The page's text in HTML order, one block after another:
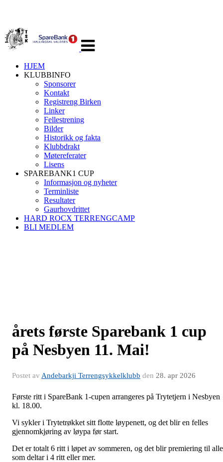
navigasjon
HJEM
KLUBBINFO
Sponsorer
Kontakt
Registreng Birken
Linker
Fellestrening
Bilder
Historikk og fakta
Klubbdrakt
Møtereferater
Lisens
SPAREBANK1 CUP
Informasjon og nyheter
Terminliste
Resultater
Gaurhovdrittet
HARD ROCX TERRENGCAMP
BLI MEDLEM
årets første Sparebank 1 cup
på Nesbyen 11. Mai!
Postet av Andebarkji Terrengsykkelklubb den 28. apr 2026
Første ritt i SpareBank 1-cupen arrangeres på Trytetjern i Nesbyen
kl. 18.00.
Vi sykler i Trytetrøkket sitt flotte løypenett, og det blir en felles
gjennomkjøring av løypa før start.
Det er totalt 6 ritt i løpet av sommeren, og det blir premiering til alle
som deltar i 4 ritt eller mer.